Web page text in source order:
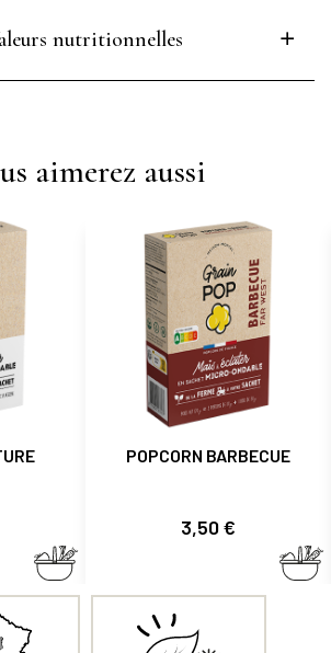
nutritionnelles
aimerez aussi
POPCORN BARBECUE
Prix
3,50 €